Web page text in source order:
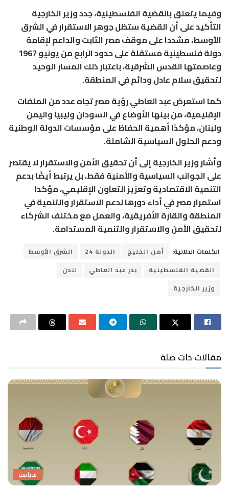
وفيما يتعلق بالقضية الفلسطينية، جدد وزير الخارجية
التأكيد على أن القضية ستظل جوهر الاستقرار في الشرق
الأوسط، مشددًا على موقف مصر الثابت والداعم لإقامة
دولة فلسطينية مستقلة على حدود الرابع من يونيو 1967
وعاصمتها القدس الشرقية، باعتبار ذلك المسار الوحيد
لتحقيق سلام عادل ودائم في المنطقة.
كما استعرض عبد العاطي رؤية مصر تجاه عدد من الملفات
الإقليمية، من بينها الأوضاع في السودان وليبيا واليمن
ولبنان، مؤكدًا أهمية الحفاظ على مؤسسات الدولة الوطنية
ودعم الحلول السياسية الشاملة.
وأشار وزير الخارجية إلى أن تحقيق الأمن والاستقرار لا يقتصر
على الجوانب السياسية والأمنية فقط، بل يرتبط أيضًا بدعم
التنمية الاقتصادية وتعزيز التعاون الإقليمي، مؤكدًا
استمرار مصر في أداء دورها لدعم الاستقرار والتنمية في
المنطقة والقارة الأفريقية، والعمل مع مختلف الشركاء
لتحقيق الأمن والاستقرار والتنمية المستدامة.
الكلمات الدلالية: أمن الخليج الدولة 24
الشرق الأوسط
القضية الفلسطينية
بدر عبد العاطي
لندن
وزير الخارجية
مقالات ذات صلة
سياسة